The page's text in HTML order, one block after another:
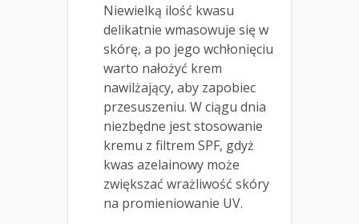
Niewielką ilość kwasu
delikatnie wmasowuje się w
skórę, a po jego wchłonięciu
warto nałożyć krem
nawilżający, aby zapobiec
przesuszeniu. W ciągu dnia
niezbędne jest stosowanie
kremu z filtrem SPF, gdyż
kwas azelainowy może
zwiększać wrażliwość skóry
na promieniowanie UV.